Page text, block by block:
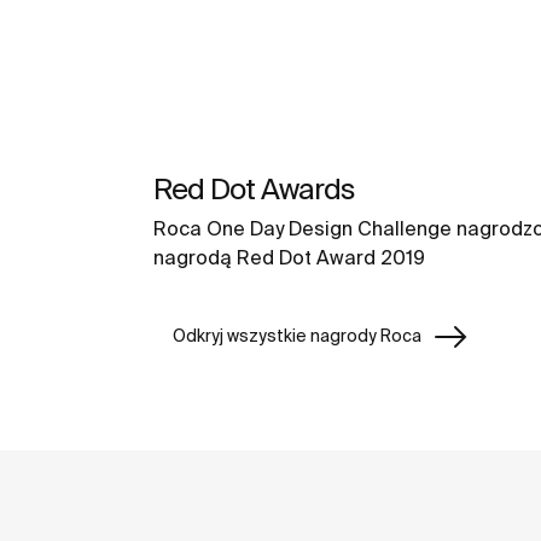
Red Dot Awards
Roca One Day Design Challenge
nagrodą Red Dot Award 2019
Odkryj wszystkie nagrody Roca